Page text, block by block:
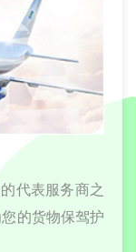
代表服务商之
的货物保驾护